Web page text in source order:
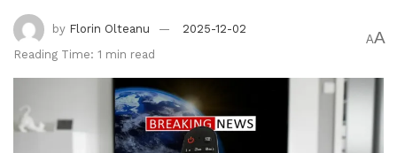
by Florin Olteanu
2025-12-02
Reading Time: 1 min read
AA